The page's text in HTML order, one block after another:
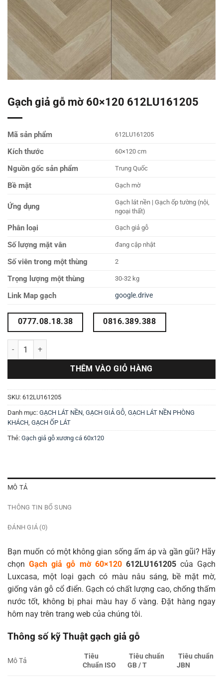
Gạch giả gỗ mờ 60×120 612LU161205
Mã sản phẩm 612LU161205
Kích thước 60×120 cm
Nguồn gốc sản phẩm Trung Quốc
Bề mặt Gạch mờ
Ứng dụng
Gạch lát nền | Gạch ốp tường (nội,
ngoại thất)
Phân loại Gạch giả gỗ
Số lượng mặt vân đang cập nhật
Số viên trong một thùng 2
Trọng lượng một thùng 30-32 kg
Link Map gạch google.drive
0777.08.18.38 0816.389.388
Gạch giả gỗ mờ 60x120 612LU161205 số lượng
THÊM VÀO GIỎ HÀNG
SKU: 612LU161205
Danh mục: GẠCH LÁT NỀN, GẠCH GIẢ GỖ, GẠCH LÁT NỀN PHÒNG
KHÁCH, GẠCH ỐP LÁT
Thẻ: Gạch giả gỗ xương cá 60x120
MÔ TẢ
THÔNG TIN BỔ SUNG
ĐÁNH GIÁ (0)
Bạn muốn có một không gian sống ấm áp và gần gũi? Hãy
chọnGạch giả gỗ mờ 60×120612LU161205của Gạch
Luxcasa, một loại gạch có màu nâu sáng, bề mặt mờ,
giống vân gỗ cổ điển. Gạch có chất lượng cao, chống thấm
nước tốt, không bị phai màu hay ố vàng. Đặt hàng ngay
hôm nay trên trang web của chúng tôi.
Thông số kỹ Thuật gạch giả gỗ
Mô Tả
Tiêu
Chuẩn ISO
Tiêu chuẩn
GB / T
Tiêu chuẩn
JBN